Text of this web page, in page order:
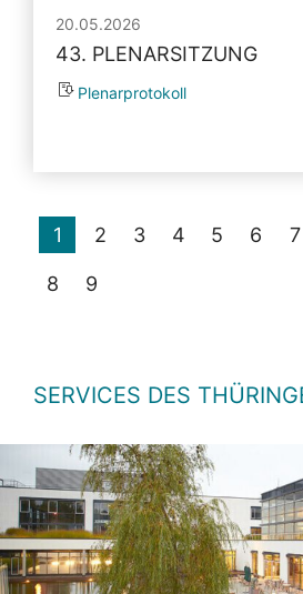
20.05.2026
43. PLENARSITZUNG
Plenarprotokoll
1 2 3 4 5 6 7
8 9
SERVICES DES